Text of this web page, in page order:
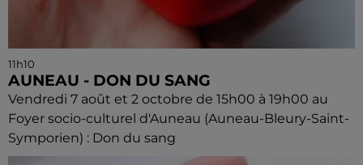
11h10
AUNEAU - DON DU SANG
Vendredi 7 août et 2 octobre de 15h00 à 19h00 au
Foyer socio-culturel d'Auneau (Auneau-Bleury-Saint-
Symporien) : Don du sang